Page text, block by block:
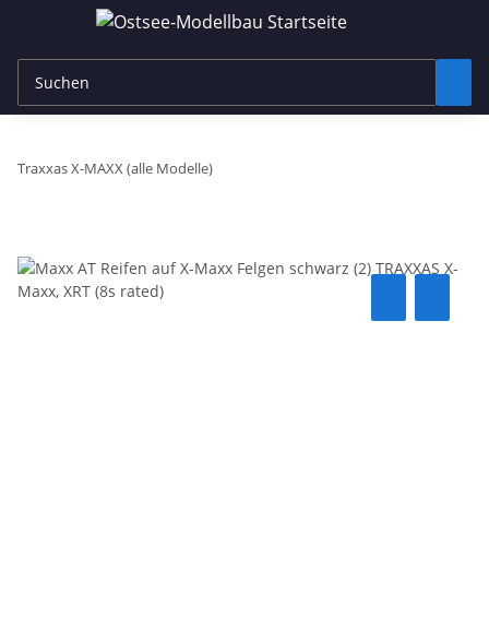
Traxxas X-MAXX (alle Modelle)